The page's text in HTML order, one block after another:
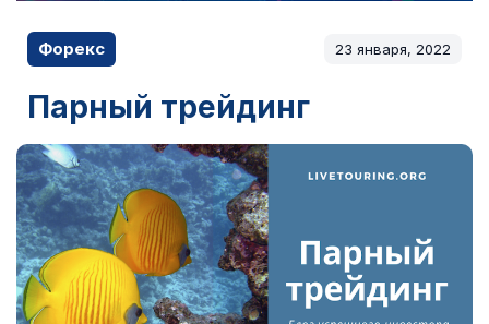
Форекс 23 января, 2022
Парный трейдинг